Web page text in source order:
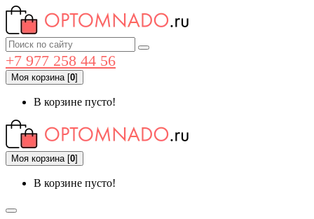
+7 977 258 44 56
Моя корзина[0]
В корзине пусто!
Моя корзина[0]
В корзине пусто!